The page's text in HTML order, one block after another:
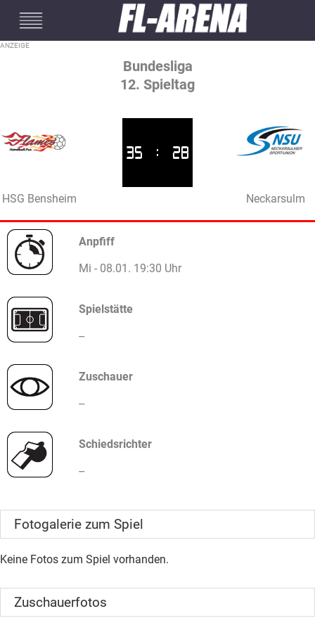
Bundesliga
12. Spieltag
HSG Bensheim
35 : 28
Neckarsulm
Anpfiff
Mi - 08.01. 19:30 Uhr
Spielstätte
--
Zuschauer
--
Schiedsrichter
--
Fotogalerie zum Spiel
Keine Fotos zum Spiel vorhanden.
Zuschauerfotos